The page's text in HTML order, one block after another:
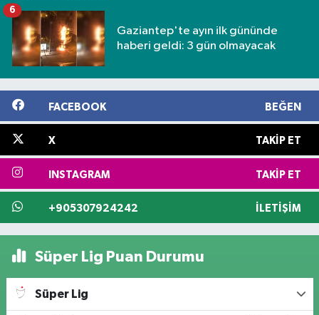
Gaziantep'te ayın ilk gününde
haberi geldi: 3 gün olmayacak
6
FACEBOOK BEĞEN
X TAKIP ET
INSTAGRAM TAKIP ET
+905307924242 İLETIŞIM
Süper Lig Puan Durumu
Süper Lig